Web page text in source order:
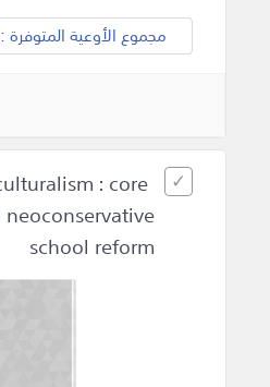
مجموع الأوعية المتوفرة : 2
: core
school reform